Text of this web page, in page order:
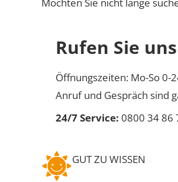
Rufen Sie
Öffnungszeiten: Mo-So 0-
Anruf und Gespräch sind
24/7 Service: 0800 34 86
GUT ZU WISSEN